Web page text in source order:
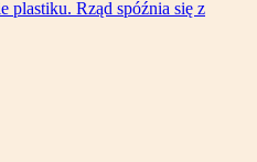
plastiku. Rząd spóźnia się z